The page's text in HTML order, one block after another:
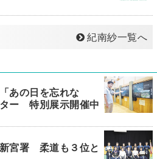
紀南紗一覧へ
あの日を忘れな
ー 特別展示開催中
宮署 柔道も３位と